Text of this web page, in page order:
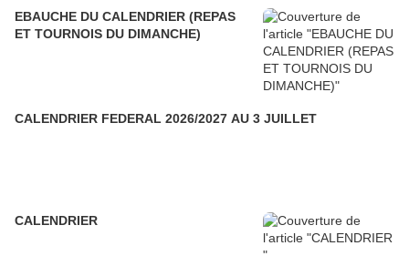
EBAUCHE DU CALENDRIER (REPAS
ET TOURNOIS DU DIMANCHE)
CALENDRIER FEDERAL 2026/2027 AU 3 JUILLET
CALENDRIER